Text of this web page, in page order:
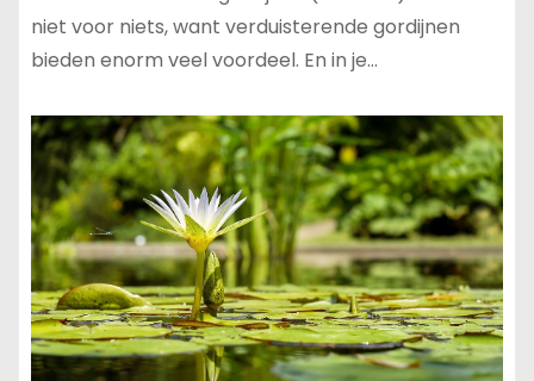
niet voor niets, want verduisterende gordijnen
bieden enorm veel voordeel. En in je…